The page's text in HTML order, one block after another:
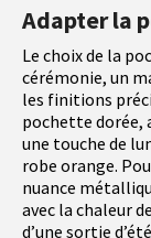
Adapter la
Le choix de la
cérémonie, un
les finitions
pochette dorée,
une touche de
robe orange.
nuance
avec la chaleur
d’une sortie